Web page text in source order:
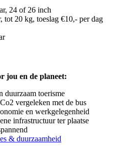
24 of 26 inch
tot 20 kg, toeslag €10,- per dag
jou en de planeet:
duurzaam toerisme
vergeleken met de bus
en werkgelegenheid
infrastructuur ter plaatse
& duurzaamheid